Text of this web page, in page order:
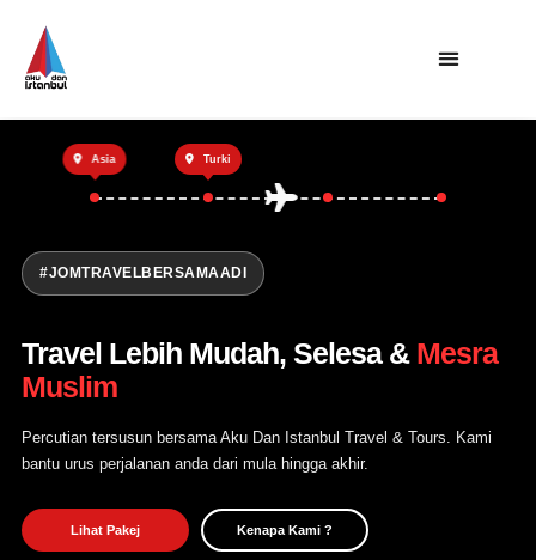
Utama
Private Trip
Open Trip
Tentang Kami
Hubungi Kami
Asia Turki
#JOMTRAVELBERSAMAADI
Travel Lebih Mudah, Selesa & Mesra
Muslim
Percutian tersusun bersama Aku Dan Istanbul Travel & Tours. Kami
bantu urus perjalanan anda dari mula hingga akhir.
Lihat Pakej Kenapa Kami ?